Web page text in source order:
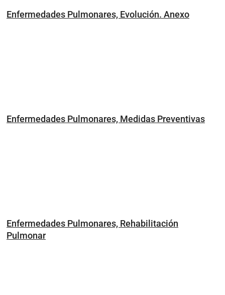
Enfermedades Pulmonares, Evolución. Anexo
Enfermedades Pulmonares, Medidas Preventivas
Enfermedades Pulmonares, Rehabilitación
Pulmonar